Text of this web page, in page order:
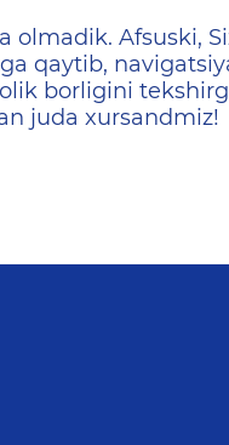
olmadik. Afsuski,
qaytib,
borligini
juda xursandmiz!